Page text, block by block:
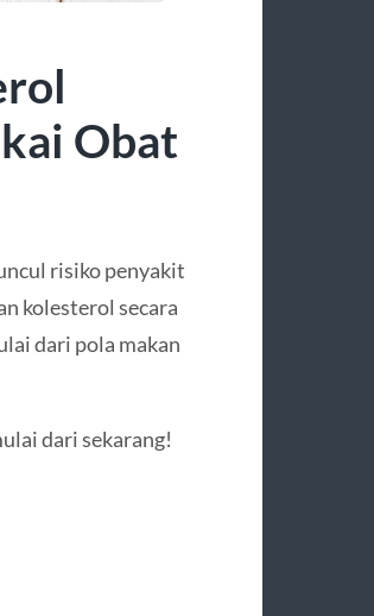
Obat
risiko penyakit
kolesterol secara
dari pola makan
dari sekarang!